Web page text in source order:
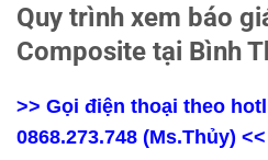
Quy trình xem báo
Composite tại Bình
>> Gọi điện thoại theo
0868.273.748 (Ms.Thủy) <<